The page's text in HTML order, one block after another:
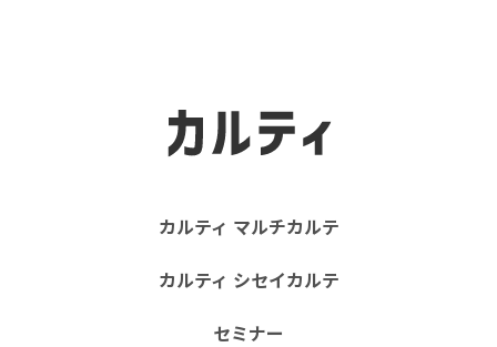
カルティ マルチカルテ
カルティ シセイカルテ
セミナー